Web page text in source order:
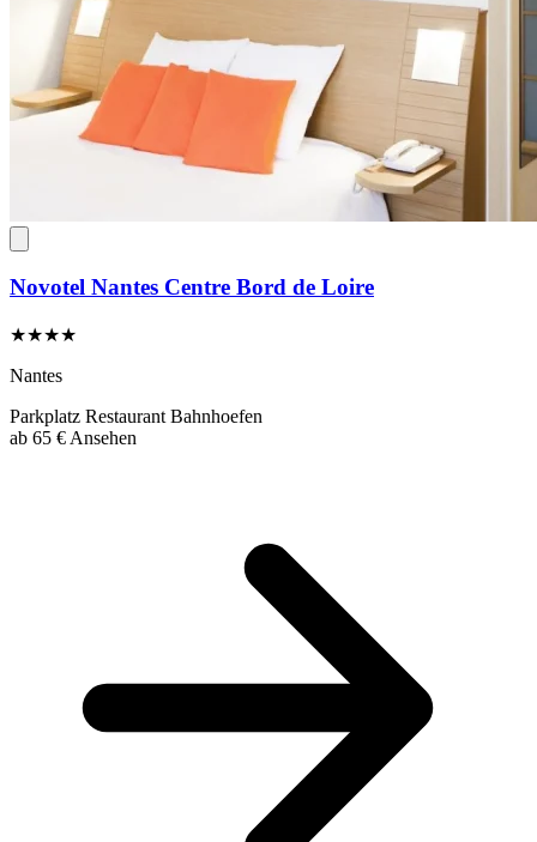
Novotel Nantes Centre Bord de Loire
★★★★
Nantes
Parkplatz Restaurant Bahnhoefen
ab 65 € Ansehen